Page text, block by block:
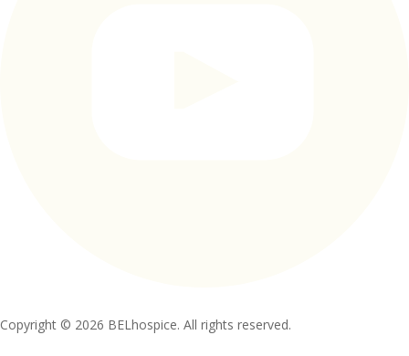
Copyright © 2026 BELhospice. All rights reserved.